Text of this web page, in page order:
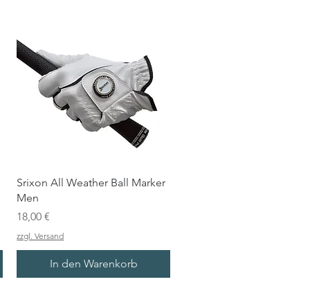
Srixon All Weather Ball Marker
Men
Preis
18,00 €
zzgl. Versand
In den Warenkorb